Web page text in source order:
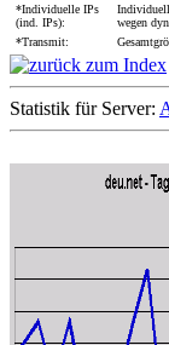
*Individuelle IPs
(ind. IPs):
wegen
*Transmit:
Statistik für Server: